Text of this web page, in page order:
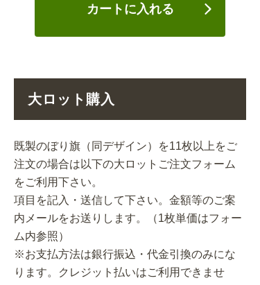
カートに入れる
大ロット購入
既製のぼり旗（同デザイン）を11枚以上をご
注文の場合は以下の大ロットご注文フォーム
をご利用下さい。
項目を記入・送信して下さい。金額等のご案
内メールをお送りします。（1枚単価はフォー
ム内参照）
※お支払方法は銀行振込・代金引換のみにな
ります。クレジット払いはご利用できませ